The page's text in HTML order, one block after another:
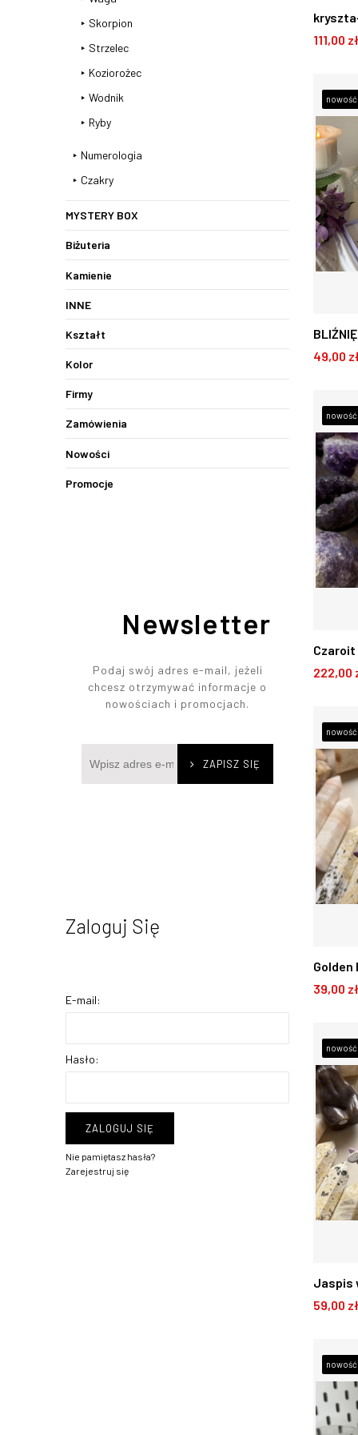
Skorpion
Strzelec
Koziorożec
Wodnik
Ryby
Numerologia
Czakry
MYSTERY BOX
Biżuteria
Kamienie
INNE
Kształt
Kolor
Firmy
Zamówienia
Nowości
Promocje
Newsletter
Podaj swój adres e-mail, jeżeli
chcesz otrzymywać informacje o
nowościach i promocjach.
ZAPISZ SIĘ
Zaloguj Się
E-mail:
Hasło:
ZALOGUJ SIĘ
Nie pamiętasz hasła?
Zarejestruj się
111,00 zł
49,00
nowość
222,00
nowość
Golden
plaster
39,00 zł
nowość
Jaspis
A20
59,00 zł
nowość
nowość